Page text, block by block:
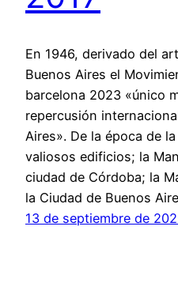
En 1946, derivado del
Buenos Aires el
barcelona 2023 «único
repercusión
Aires». De la época de
valiosos edificios; la
ciudad de Córdoba; la
la Ciudad de Buenos
13 de septiembre de